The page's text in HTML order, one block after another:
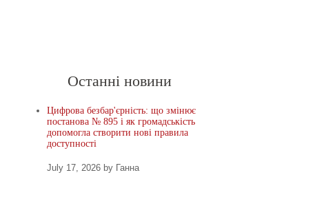
Останні новини
Цифрова безбар'єрність: що змінює
постанова № 895 і як громадськість
допомогла створити нові правила
доступності
July 17, 2026 by Ганна